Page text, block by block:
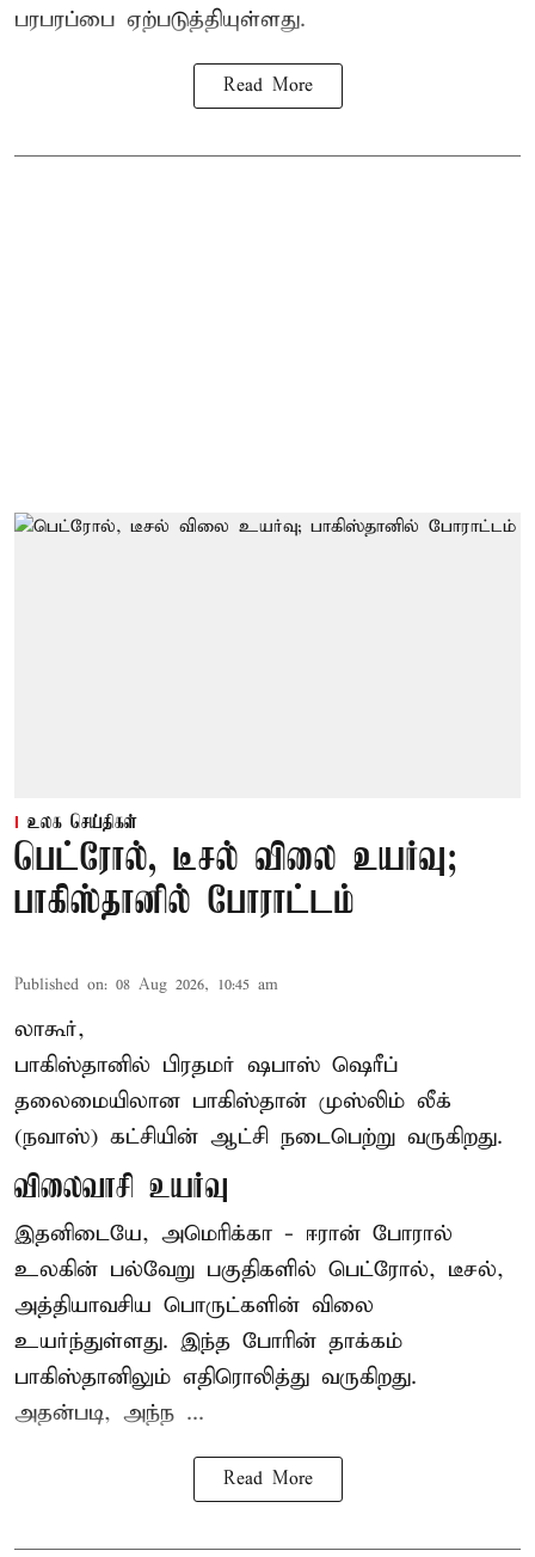
பரபரப்பை ஏற்படுத்தியுள்ளது.
Read More
உலக செய்திகள்
பெட்ரோல், டீசல் விலை உயர்வு;
பாகிஸ்தானில் போராட்டம்
Published on: 08 Aug 2026, 10:45 am
லாகூர்,
பாகிஸ்தானில் பிரதமர் ஷபாஸ் ஷெரீப்
தலைமையிலான பாகிஸ்தான் முஸ்லிம் லீக்
(நவாஸ்) கட்சியின் ஆட்சி நடைபெற்று வருகிறது.
விலைவாசி உயர்வு
இதனிடையே, அமெரிக்கா - ஈரான் போரால்
உலகின் பல்வேறு பகுதிகளில் பெட்ரோல், டீசல்,
அத்தியாவசிய பொருட்களின் விலை
உயர்ந்துள்ளது. இந்த போரின் தாக்கம்
பாகிஸ்தானிலும் எதிரொலித்து வருகிறது.
அதன்படி, அந்ந ...
Read More